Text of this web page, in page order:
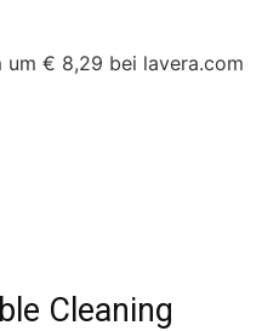
um € 8,29 bei lavera.com
Cleaning